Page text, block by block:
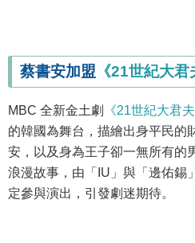
蔡書安加盟 《21世紀大君
MBC 全新金土劇 《21世紀大君夫
的韓國為舞台，描繪出身平民的
安，以及身為王子卻一無所有的
浪漫故事，由「IU」與「邊佑錫
定參與演出，引發劇迷期待。